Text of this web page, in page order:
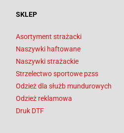
SKLEP
Asortyment strażacki
Naszywki haftowane
Naszywki strażackie
Strzelectwo sportowe pzss
Odzież dla służb mundurowych
Odzież reklamowa
Druk DTF